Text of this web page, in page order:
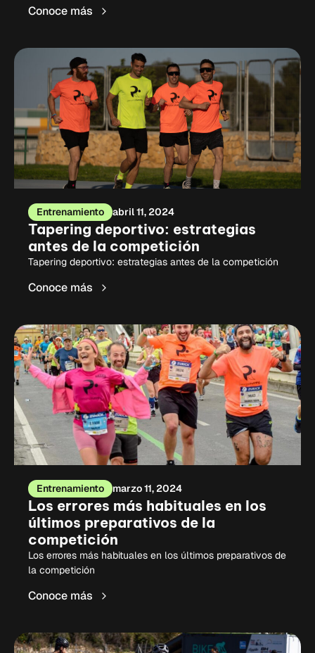
Conoce más
Entrenamiento abril 11, 2024
Tapering deportivo: estrategias
antes de la competición
Tapering deportivo: estrategias antes de la competición
Conoce más
Entrenamiento marzo 11, 2024
Los errores más habituales en los
últimos preparativos de la
competición
Los errores más habituales en los últimos preparativos de
la competición
Conoce más